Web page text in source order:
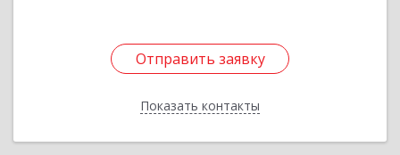
Отправить заявку
Показать контакты
Отправить заявку
Назад